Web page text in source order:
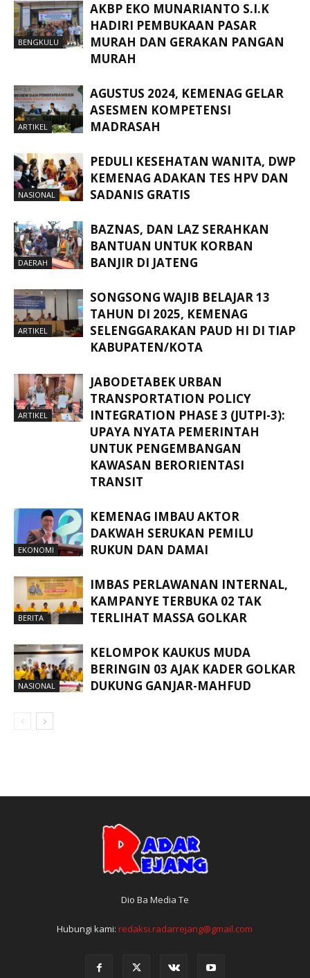
BENGKULU
AKBP EKO MUNARIANTO S.I.K
HADIRI PEMBUKAAN PASAR
MURAH DAN GERAKAN PANGAN
MURAH
ARTIKEL
AGUSTUS 2024, KEMENAG GELAR
ASESMEN KOMPETENSI
MADRASAH
NASIONAL
PEDULI KESEHATAN WANITA, DWP
KEMENAG ADAKAN TES HPV DAN
SADANIS GRATIS
DAERAH
BAZNAS, DAN LAZ SERAHKAN
BANTUAN UNTUK KORBAN
BANJIR DI JATENG
ARTIKEL
SONGSONG WAJIB BELAJAR 13
TAHUN DI 2025, KEMENAG
SELENGGARAKAN PAUD HI DI TIAP
KABUPATEN/KOTA
ARTIKEL
JABODETABEK URBAN
TRANSPORTATION POLICY
INTEGRATION PHASE 3 (JUTPI-3):
UPAYA NYATA PEMERINTAH
UNTUK PENGEMBANGAN
KAWASAN BERORIENTASI
TRANSIT
EKONOMI
KEMENAG IMBAU AKTOR
DAKWAH SERUKAN PEMILU
RUKUN DAN DAMAI
BERITA
IMBAS PERLAWANAN INTERNAL,
KAMPANYE TERBUKA 02 TAK
TERLIHAT MASSA GOLKAR
NASIONAL
KELOMPOK KAUKUS MUDA
BERINGIN 03 AJAK KADER GOLKAR
DUKUNG GANJAR-MAHFUD
Dio Ba Media Te
Hubungi kami:redaksi.radarrejang@gmail.com